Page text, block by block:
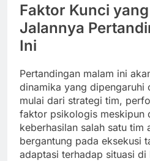
Faktor Kunci
Jalannya
Ini
Pertandingan malam ini
dinamika yang dipengaruhi
mulai dari strategi tim,
faktor psikologis meskipun
keberhasilan salah satu tim
bergantung pada eksekusi
adaptasi terhadap situasi di